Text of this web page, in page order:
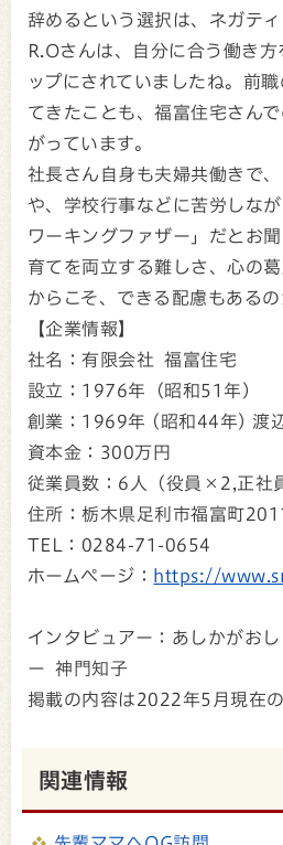
辞めるという選択は、ネガテ
R.Oさんは、自分に合う働き
ップにされていましたね。前
てきたことも、福富住宅さん
がっています。
社長さん自身も夫婦共働きで
や、学校行事などに苦労しな
ワーキングファザー」だとお
育てを両立する難しさ、心の
からこそ、できる配慮もあるの
【企業情報】
社名：有限会社 福富住宅
設立：1976年（昭和51年）
創業：1969年 (昭和44年) 渡
資本金：300万円
従業員数：6人（役員×2,正社
住所：栃木県足利市福富町
TEL：0284-71-0654
ホームページ： https://
インタビュアー：あしかがお
ー 神門知子
掲載の内容は2022年5月現在
関連情報